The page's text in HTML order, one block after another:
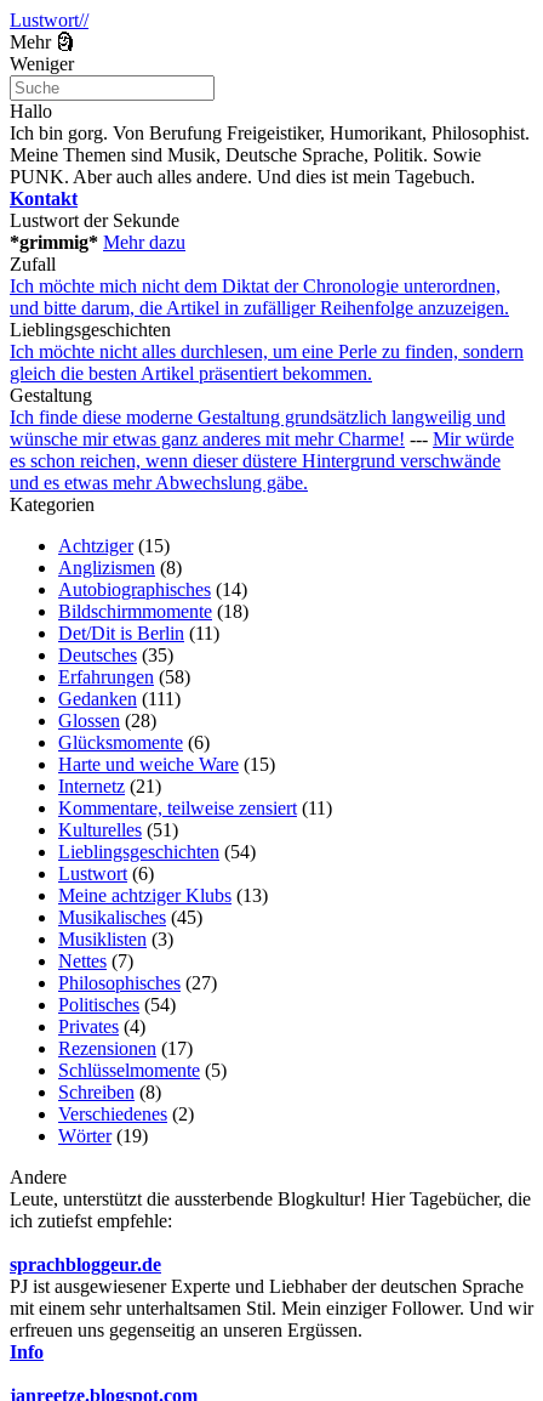
Lustwort//
Mehr 🗿
Weniger
Hallo
Ich bin gorg. Von Berufung Freigeistiker, Humorikant, Philosophist.
Meine Themen sind Musik, Deutsche Sprache, Politik. Sowie
PUNK. Aber auch alles andere. Und dies ist mein Tagebuch.
Kontakt
Lustwort der Sekunde
*grimmig* Mehr dazu
Zufall
Ich möchte mich nicht dem Diktat der Chronologie unterordnen,
und bitte darum, die Artikel in zufälliger Reihenfolge anzuzeigen.
Lieblingsgeschichten
Ich möchte nicht alles durchlesen, um eine Perle zu finden, sondern
gleich die besten Artikel präsentiert bekommen.
Gestaltung
Ich finde diese moderne Gestaltung grundsätzlich langweilig und
wünsche mir etwas ganz anderes mit mehr Charme! --- Mir würde
es schon reichen, wenn dieser düstere Hintergrund verschwände
und es etwas mehr Abwechslung gäbe.
Kategorien
Achtziger(15)
Anglizismen (8)
Autobiographisches (14)
Bildschirmmomente (18)
Det/Dit is Berlin (11)
Deutsches (35)
Erfahrungen (58)
Gedanken (111)
Glossen (28)
Glücksmomente (6)
Harte und weiche Ware (15)
Internetz (21)
Kommentare, teilweise zensiert (11)
Kulturelles (51)
Lieblingsgeschichten (54)
Lustwort (6)
Meine achtziger Klubs (13)
Musikalisches (45)
Musiklisten (3)
Nettes (7)
Philosophisches (27)
Politisches (54)
Privates (4)
Rezensionen (17)
Schlüsselmomente (5)
Schreiben (8)
Verschiedenes (2)
Wörter(19)
Andere
Leute, unterstützt die aussterbende Blogkultur! Hier Tagebücher, die
ich zutiefst empfehle:
sprachbloggeur.de
PJ ist ausgewiesener Experte und Liebhaber der deutschen Sprache
mit einem sehr unterhaltsamen Stil. Mein einziger Follower. Und wir
erfreuen uns gegenseitig an unseren Ergüssen.
Info
janreetze.blogspot.com